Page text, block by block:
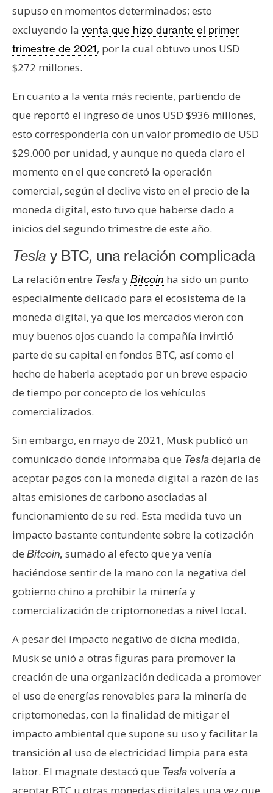
a
s
e
u
r
s
o
s
C
n
a
c
t
o
y
P
u
b
l
c
i
a
d
supuso en momentos determinados; esto
excluyendo la venta que hizo durante el primer
trimestre de 2021, por la cual obtuvo unos USD
$272 millones.
En cuanto a la venta más reciente, partiendo de
que reportó el ingreso de unos USD $936 millones,
esto correspondería con un valor promedio de USD
$29.000 por unidad, y aunque no queda claro el
momento en el que concretó la operación
comercial, según el declive visto en el precio de la
moneda digital, esto tuvo que haberse dado a
inicios del segundo trimestre de este año.
Tesla y BTC, una relación complicada
La relación entre TeslayBitcoin ha sido un punto
especialmente delicado para el ecosistema de la
moneda digital, ya que los mercados vieron con
muy buenos ojos cuando la compañía invirtió
parte de su capital en fondos BTC, así como el
hecho de haberla aceptado por un breve espacio
de tiempo por concepto de los vehículos
comercializados.
Sin embargo, en mayo de 2021, Musk publicó un
comunicado donde informaba que Tesladejaría de
aceptar pagos con la moneda digital a razón de las
altas emisiones de carbono asociadas al
funcionamiento de su red. Esta medida tuvo un
impacto bastante contundente sobre la cotización
de Bitcoin, sumado al efecto que ya venía
haciéndose sentir de la mano con la negativa del
gobierno chino a prohibir la minería y
comercialización de criptomonedas a nivel local.
A pesar del impacto negativo de dicha medida,
Musk se unió a otras figuras para promover la
creación de una organización dedicada a promover
el uso de energías renovables para la minería de
criptomonedas, con la finalidad de mitigar el
impacto ambiental que supone su uso y facilitar la
transición al uso de electricidad limpia para esta
labor. El magnate destacó que Teslavolvería a